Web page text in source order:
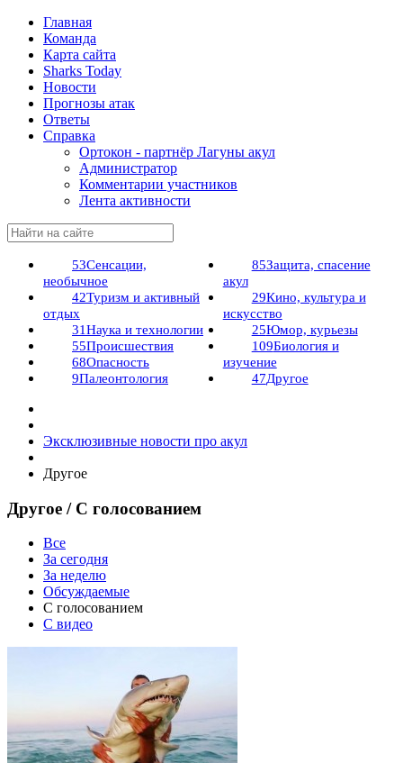
Главная
Команда
Карта сайта
Sharks Today
Новости
Прогнозы атак
Ответы
Справка
Ортокон - партнёр Лагуны акул
Администратор
Комментарии участников
Лента активности
53Сенсации,
необычное
42Туризм и активный
отдых
31Наука и технологии
55Происшествия
68Опасность
9Палеонтология
85Защита, спасение
акул
29Кино, культура и
искусство
25Юмор, курьезы
109Биология и
изучение
47Другое
Эксклюзивные новости про акул
Другое
Другое / С голосованием
Все
За сегодня
За неделю
Обсуждаемые
С голосованием
С видео